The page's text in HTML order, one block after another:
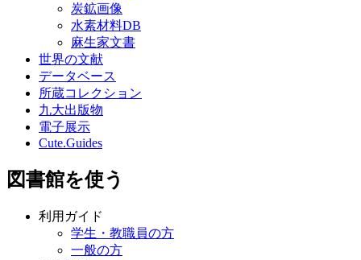
炭鉱画像
水素材料DB
麻生家文書
世界の文献
データベース
所蔵コレクション
九大出版物
電子展示
Cute.Guides
図書館を使う
利用ガイド
学生・教職員の方
一般の方